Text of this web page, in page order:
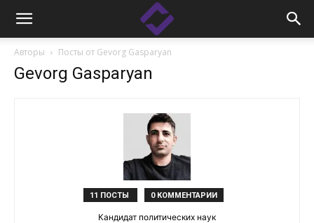
Авторы Посты от Gevorg Gasparyan
Gevorg Gasparyan
11 ПОСТЫ 0 КОММЕНТАРИИ
Кандидат политических наук